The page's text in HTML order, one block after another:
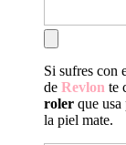
Si sufres con
de Revlon te
roler que
la piel mate.